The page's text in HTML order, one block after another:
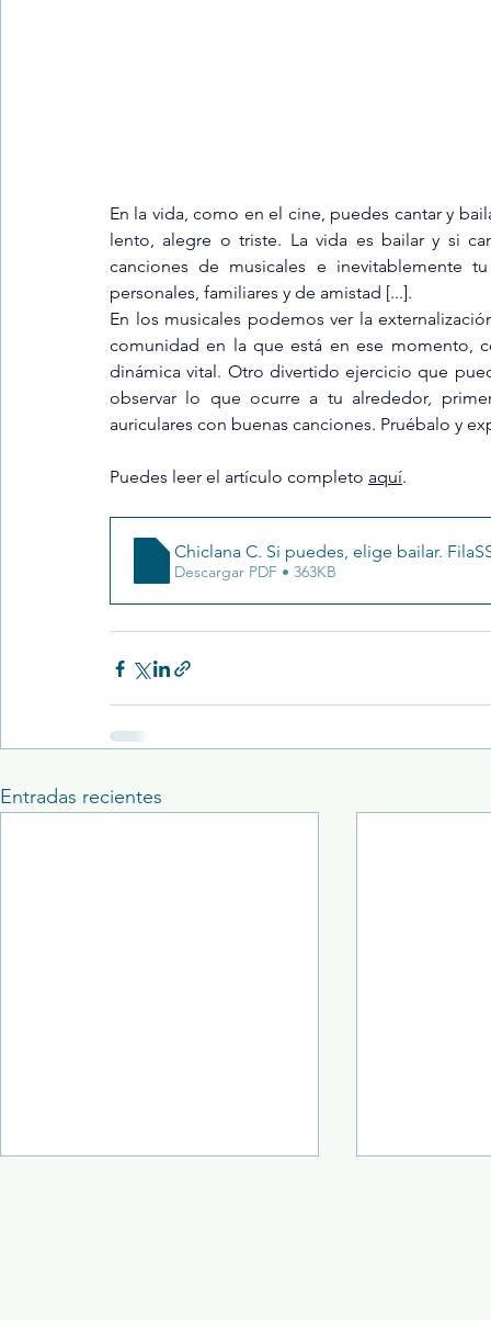
En la vida, como en el cine, puedes cantar y
lento, alegre o triste. La vida es bailar y si
canciones de musicales e inevitablemente
personales, familiares y de amistad [...].
En los musicales podemos ver la
comunidad en la que está en ese momento,
dinámica vital. Otro divertido ejercicio que
observar lo que ocurre a tu alrededor,
auriculares con buenas canciones. Pruébalo y
Puedes leer el artículo completo aquí.
Chiclana C. Si puedes, elige bailar.
Descargar PDF • 363KB
Entradas recientes